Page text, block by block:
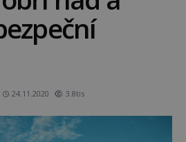
24.11.2020 3.8tis